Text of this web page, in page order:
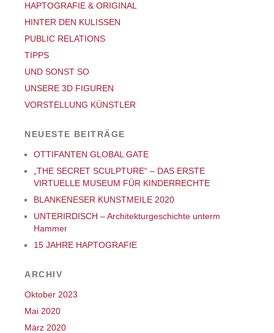
HAPTOGRAFIE & ORIGINAL
HINTER DEN KULISSEN
PUBLIC RELATIONS
TIPPS
UND SONST SO
UNSERE 3D FIGUREN
VORSTELLUNG KÜNSTLER
NEUESTE BEITRÄGE
OTTIFANTEN GLOBAL GATE
„THE SECRET SCULPTURE“ – DAS ERSTE
VIRTUELLE MUSEUM FÜR KINDERRECHTE
BLANKENESER KUNSTMEILE 2020
UNTERIRDISCH – Architekturgeschichte unterm
Hammer
15 JAHRE HAPTOGRAFIE
ARCHIV
Oktober 2023
Mai 2020
März 2020